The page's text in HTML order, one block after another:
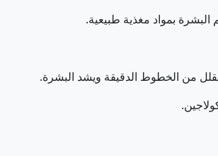
البشرة بمواد مغذية طبيعية.
من الخطوط الدقيقة ويشد البشرة.